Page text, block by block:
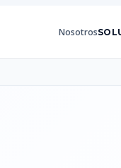
Nosotros